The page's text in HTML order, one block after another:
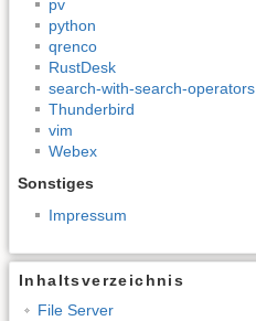
pv
python
qrenco
RustDesk
search-with-search-operators
Thunderbird
vim
Webex
Sonstiges
Impressum
Inhaltsverzeichnis
File Server